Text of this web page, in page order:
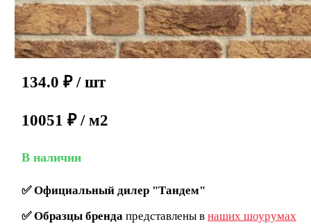
134.0 ₽ / шт
10051 ₽ / м2
В наличии
✅Официальный дилер "Тандем"
✅Образцы брендапредставлены в наших шоурумах